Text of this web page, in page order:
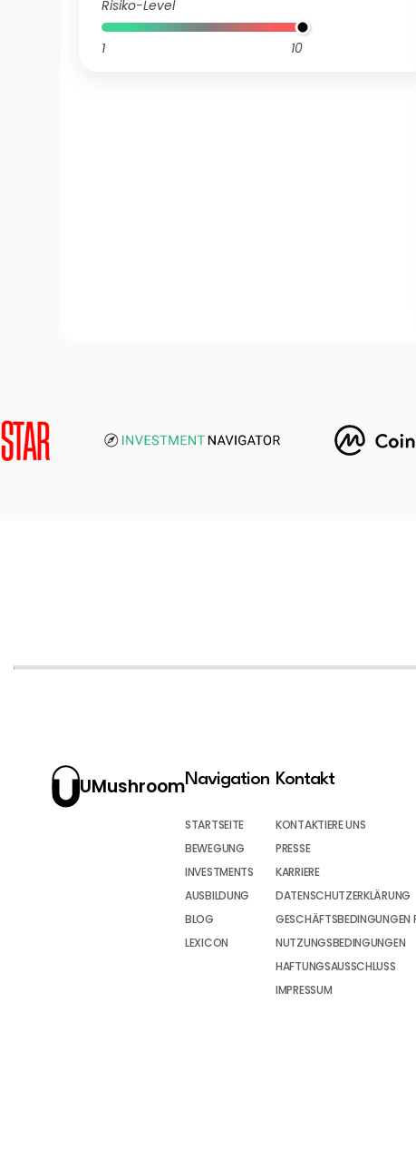
Risiko-Level
1 10
UMushroomNavigation
STARTSEITE
BEWEGUNG
INVESTMENTS
AUSBILDUNG
BLOG
LEXICON
Kontakt
KONTAKTIERE UNS
PRESSE
KARRIERE
DATENSCHUTZERKLÄRUNG
GESCHÄFTSBEDINGUNGEN
NUTZUNGSBEDINGUNGEN
HAFTUNGSAUSSCHLUSS
IMPRESSUM